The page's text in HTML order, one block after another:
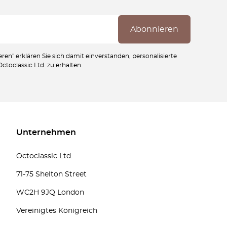
erklären Sie sich damit einverstanden, personalisierte
Ltd. zu erhalten.
Unternehmen
Octoclassic Ltd.
71-75 Shelton Street
WC2H 9JQ London
Vereinigtes Königreich